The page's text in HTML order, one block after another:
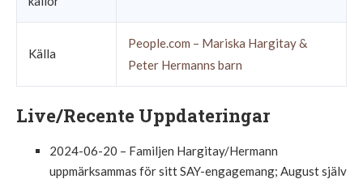
Källa
People.com – Mariska Hargitay &
Peter Hermanns barn
Live/Recente Uppdateringar
2024-06-20 – Familjen Hargitay/Hermann
uppmärksammas för sitt SAY-engagemang; August själv